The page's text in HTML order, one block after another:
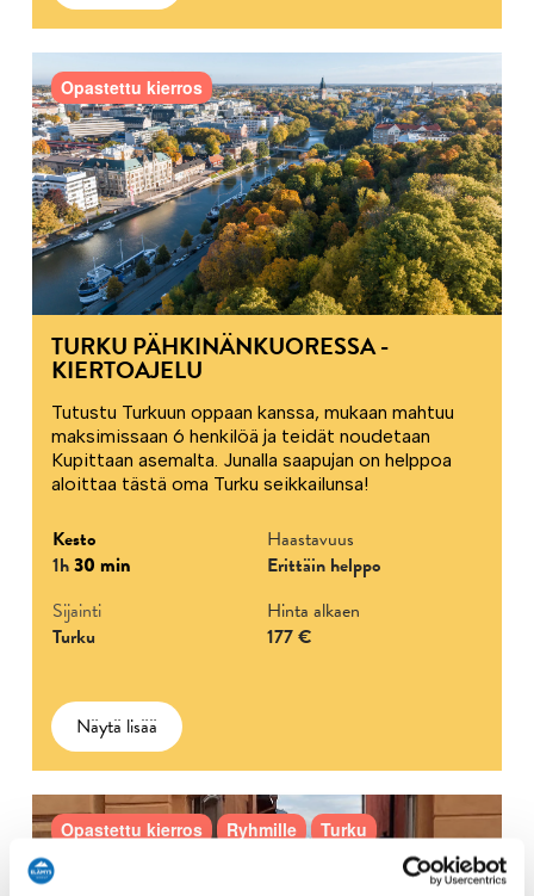
Opastettu kierros
TURKU PÄHKINÄNKUORESSA -
KIERTOAJELU
Tutustu Turkuun oppaan kanssa, mukaan mahtuu
maksimissaan 6 henkilöä ja teidät noudetaan
Kupittaan asemalta. Junalla saapujan on helppoa
aloittaa tästä oma Turku seikkailunsa!
Kesto
1h30 min
Haastavuus
Erittäin helppo
Sijainti
Turku
Hinta alkaen
177 €
Näytä lisää
Opastettu kierros Ryhmille Turku